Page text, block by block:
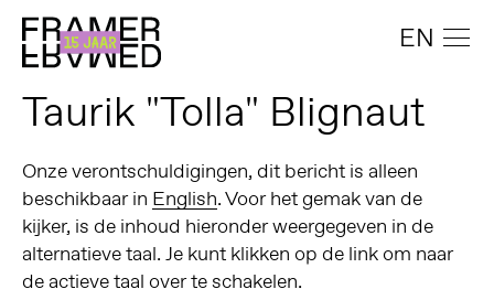
EN
Taurik "Tolla" Blignaut
Onze verontschuldigingen, dit bericht is alleen
beschikbaar in English. Voor het gemak van de
kijker, is de inhoud hieronder weergegeven in de
alternatieve taal. Je kunt klikken op de link om naar
de actieve taal over te schakelen.